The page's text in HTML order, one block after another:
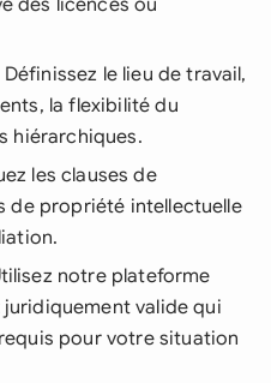
des licences ou
Définissez le lieu de travail,
la flexibilité du
hiérarchiques.
les clauses de
de propriété intellectuelle
notre plateforme
valide qui
pour votre situation